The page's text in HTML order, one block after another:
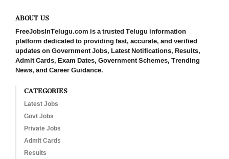
ABOUT US
FreeJobsInTelugu.com is a trusted Telugu information
platform dedicated to providing fast, accurate, and verified
updates on Government Jobs, Latest Notifications, Results,
Admit Cards, Exam Dates, Government Schemes, Trending
News, and Career Guidance.
CATEGORIES
Latest Jobs
Govt Jobs
Private Jobs
Admit Cards
Results